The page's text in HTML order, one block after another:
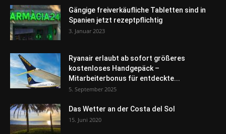
Gängige freiverkäufliche Tabletten sind in
Spanien jetzt rezeptpflichtig
3. Januar 2023
Ryanair erlaubt ab sofort größeres
kostenloses Handgepäck –
Mitarbeiterbonus für entdeckte...
5. September 2025
Das Wetter an der Costa del Sol
15. Juni 2020